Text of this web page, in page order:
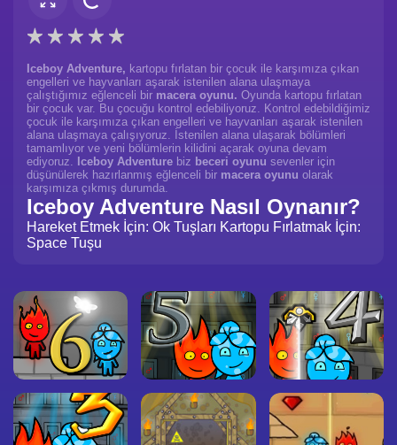
Iceboy Adventure, kartopu fırlatan bir çocuk ile karşımıza çıkan
engelleri ve hayvanları aşarak istenilen alana ulaşmaya
çalıştığımız eğlenceli bir macera oyunu. Oyunda kartopu fırlatan
bir çocuk var. Bu çocuğu kontrol edebiliyoruz. Kontrol edebildiğimiz
çocuk ile karşımıza çıkan engelleri ve hayvanları aşarak istenilen
alana ulaşmaya çalışıyoruz. İstenilen alana ulaşarak bölümleri
tamamlıyor ve yeni bölümlerin kilidini açarak oyuna devam
ediyoruz. Iceboy Adventure biz beceri oyunu sevenler için
düşünülerek hazırlanmış eğlenceli bir macera oyunu olarak
karşımıza çıkmış durumda.
Iceboy Adventure Nasıl Oynanır?
Hareket Etmek İçin: Ok Tuşları Kartopu Fırlatmak İçin:
Space Tuşu